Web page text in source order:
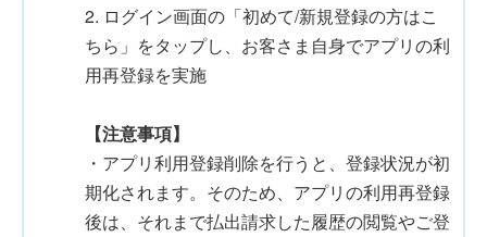
2. ログイン画面の「初めて/新規登録の方はこ
ちら」をタップし、お客さま自身でアプリの利
用再登録を実施
【注意事項】
・アプリ利用登録削除を行うと、登録状況が初
期化されます。そのため、アプリの利用再登録
後は、それまで払出請求した履歴の閲覧やご登